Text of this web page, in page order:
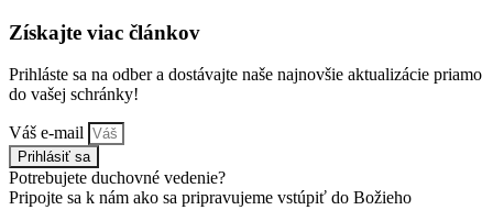
Získajte viac článkov
Prihláste sa na odber a dostávajte naše najnovšie aktualizácie priamo
do vašej schránky!
Váš e-mail
Prihlásiť sa
Potrebujete duchovné vedenie?
Pripojte sa k nám ako sa pripravujeme vstúpiť do Božieho